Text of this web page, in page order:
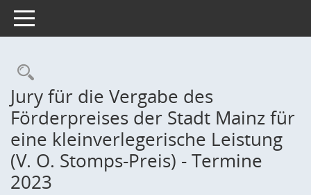
Toggle navigation
Rechercheauswahl
Jury für die Vergabe des
Förderpreises der Stadt Mainz für
eine kleinverlegerische Leistung
(V. O. Stomps-Preis) - Termine
2023